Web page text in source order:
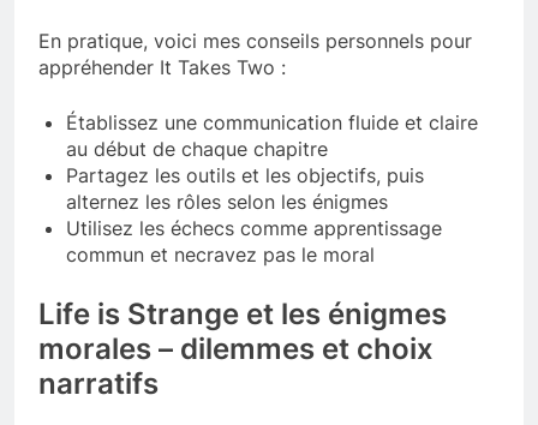
En pratique, voici mes conseils personnels pour
appréhender It Takes Two :
Établissez une communication fluide et claire
au début de chaque chapitre
Partagez les outils et les objectifs, puis
alternez les rôles selon les énigmes
Utilisez les échecs comme apprentissage
commun et necravez pas le moral
Life is Strange et les énigmes
morales – dilemmes et choix
narratifs